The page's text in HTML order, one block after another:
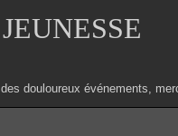
douloureux événements,